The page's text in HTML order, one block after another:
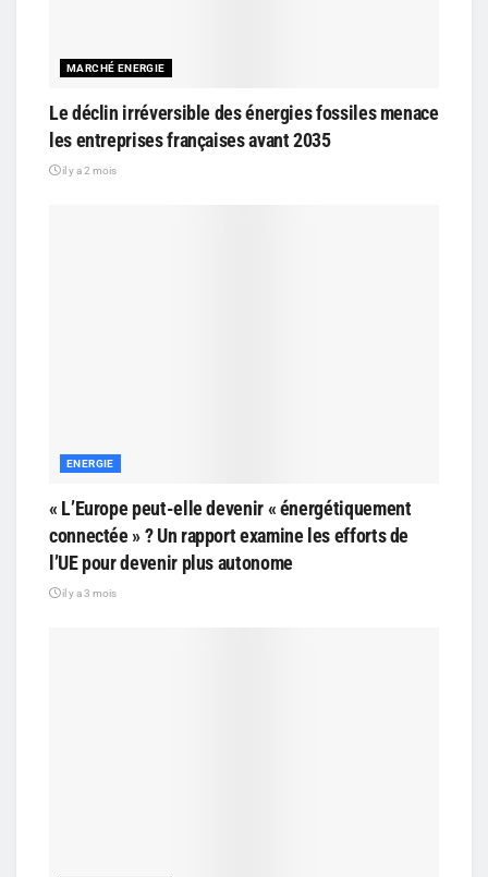
MARCHÉ ENERGIE
Le déclin irréversible des énergies fossiles menace
les entreprises françaises avant 2035
il y a 2 mois
ENERGIE
« L’Europe peut-elle devenir « énergétiquement
connectée » ? Un rapport examine les efforts de
l’UE pour devenir plus autonome
il y a 3 mois